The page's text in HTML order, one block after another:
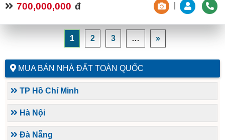
700,000,000 đ
1 2 3 … »
MUA BÁN NHÀ ĐẤT TOÀN QUỐC
TP Hồ Chí Minh
Hà Nội
Đà Nẵng